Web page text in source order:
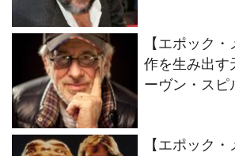
【エポック
作を生み出す
ーヴン・スピ
が残した名言
【エポック